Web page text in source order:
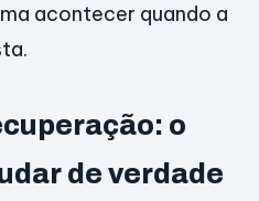
acontecer quando a
o
de verdade